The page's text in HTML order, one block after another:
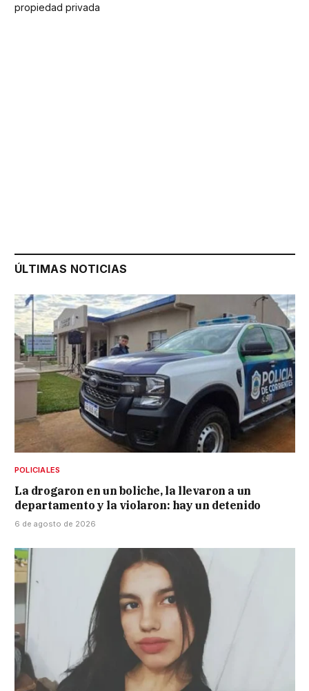
propiedad privada
ÚLTIMAS NOTICIAS
POLICIALES
La drogaron en un boliche, la llevaron a un
departamento y la violaron: hay un detenido
6 de agosto de 2026